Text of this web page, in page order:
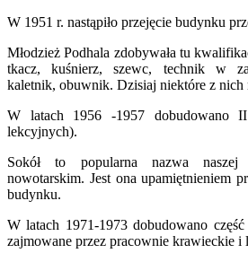
W 1951 r. nastąpiło przejęcie budynku
Młodzież Podhala zdobywała tu
tkacz, kuśnierz, szewc, technik w
kaletnik, obuwnik. Dzisiaj niektóre z nich
W latach 1956 -1957 dobudowano
lekcyjnych).
Sokół to popularna nazwa
nowotarskim. Jest ona upamiętnieniem
budynku.
W latach 1971-1973 dobudowano
zajmowane przez pracownie krawieckie i